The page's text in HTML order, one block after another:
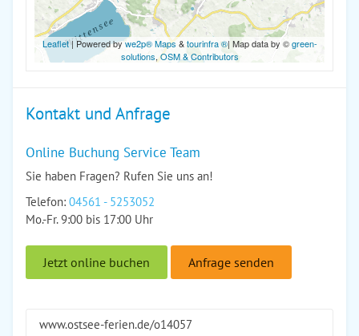
Leaflet| Powered bywe2p® Maps&tourinfra ®| Map data by ©green-
solutions,OSM & Contributors
Kontakt und Anfrage
Online Buchung Service Team
Sie haben Fragen? Rufen Sie uns an!
Telefon: 04561 - 5253052
Mo.-Fr. 9:00 bis 17:00 Uhr
Jetzt online buchen Anfrage senden
www.ostsee-ferien.de/o14057